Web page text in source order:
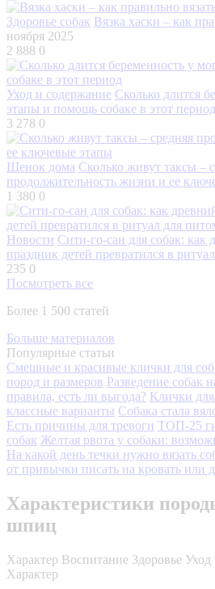
Здоровье собак Вязка хаски – как
ноября 2025
2 888 0
Уход и содержание Сколько длится
этапы и помощь собаке в этот период
3 278 0
Щенок дома Сколько живут таксы –
продолжительность жизни и ее
1 380 0
Новости Сити-го-сан для собак: как
праздник детей превратился в
235 0
Посмотреть все
Более 1 500 статей
Больше материалов
Популярные статьи
Смешные и красивые клички для
пород и размеров Разведение собак
правила, есть ли выгода? Клички
классные варианты Собака стала
Есть причины для тревоги ТОП-25
собак Желтая рвота у собаки:
На какой день течки нужно вязать
от привычки писать на кровать или
Характеристики
шпиц
Характер Воспитание Здоровье Уход
Характер